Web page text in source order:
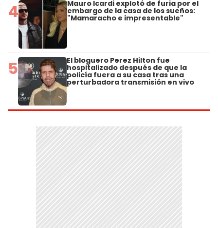
4 Mauro Icardi explotó de furia por el
embargo de la casa de los sueños:
"Mamaracho e impresentable"
5 El bloguero Perez Hilton fue
hospitalizado después de que la
policía fuera a su casa tras una
perturbadora transmisión en vivo